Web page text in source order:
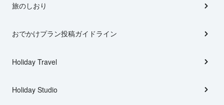
旅のしおり
おでかけプラン投稿ガイドライン
Holiday Travel
Holiday Studio